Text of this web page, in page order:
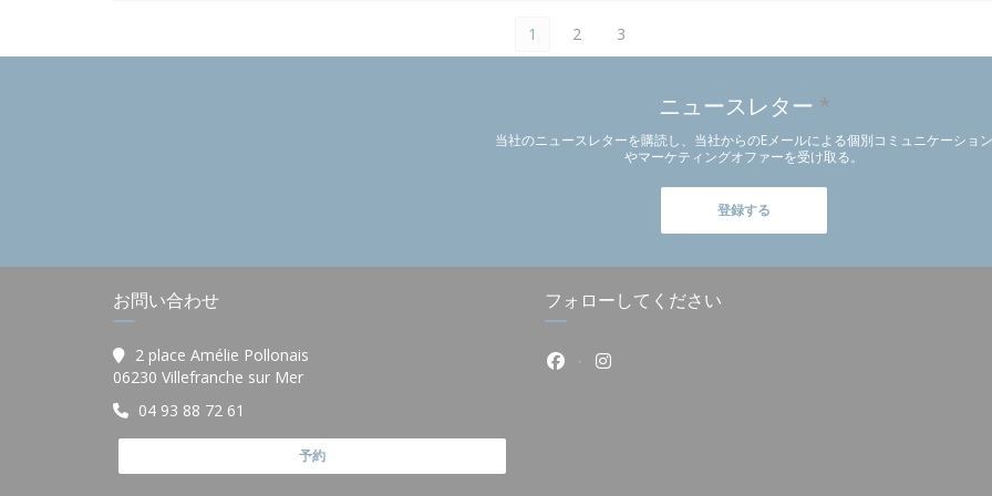
1 2 3
ニュースレター *
当社のニュースレターを購読し、当社からのEメールによる個別コミュニケーション
やマーケティングオファーを受け取る。
登録する
お問い合わせ
2 place Amélie Pollonais
06230 Villefranche sur Mer((新しいウィンドウで開きます))
04 93 88 72 61
予約
フォローしてください
Facebook ((新しいウィンドウで開きます))
Instagram ((新しいウィンドウで開きます))